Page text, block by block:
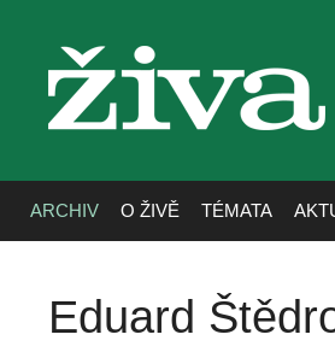
živa
ARCHIV O ŽIVĚ TÉMATA
Eduard